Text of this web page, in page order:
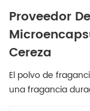
Proveedor
Cereza
El polvo de
una fragancia